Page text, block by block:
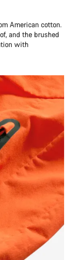
American cotton.
and the brushed
with